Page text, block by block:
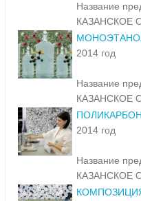
Название
КАЗАНСКОЕ
2014 год
Название
КАЗАНСКОЕ
2014 год
Название
КАЗАНСКОЕ